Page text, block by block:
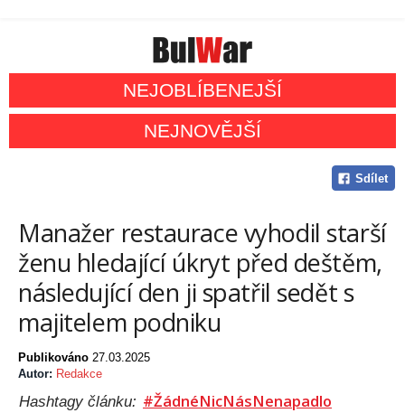
NEJOBLÍBENEJŠÍ
NEJNOVĚJŠÍ
Sdílet
Manažer restaurace vyhodil starší
ženu hledající úkryt před deštěm,
následující den ji spatřil sedět s
majitelem podniku
Publikováno 27.03.2025
Autor: Redakce
Hashtagy článku: #ŽádnéNicNásNenapadlo